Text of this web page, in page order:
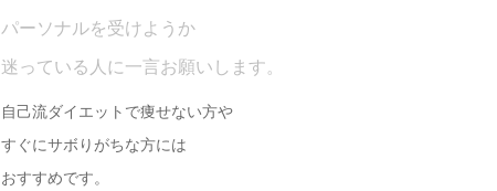
パーソナルを受けようか
迷っている人に一言お願いします。
自己流ダイエットで痩せない方や
すぐにサボりがちな方には
おすすめです。